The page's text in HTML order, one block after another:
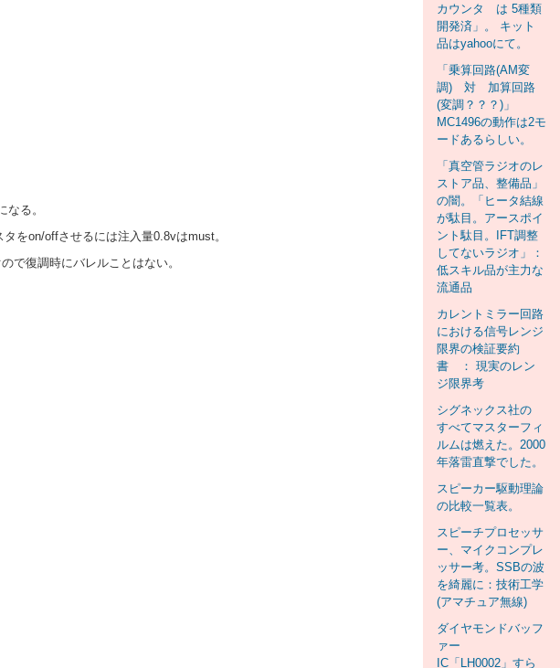
る。
をon/offさせるには注入量0.8vはmust。
で復調時にバレルことはない。
カウンタ は 5種類
開発済」。 キット
品はyahooにて。
「乗算回路(AM変
調) 対 加算回路
(変調？？？)」
MC1496の動作は2モ
ードあるらしい。
「真空管ラジオのレ
ストア品、整備品」
の闇。「ヒータ結線
が駄目。アースポイ
ント駄目。IFT調整
してないラジオ」：
低スキル品が主力な
流通品
カレントミラー回路
における信号レンジ
限界の検証要約
書 ： 現実のレン
ジ限界考
シグネックス社の
すべてマスターフィ
ルムは燃えた。2000
年落雷直撃でした。
スピーカー駆動理論
の比較一覧表。
スピーチプロセッサ
ー、マイクコンプレ
ッサー考。SSBの波
を綺麗に：技術工学
(アマチュア無線)
ダイヤモンドバッフ
ァー
IC「LH0002」すら